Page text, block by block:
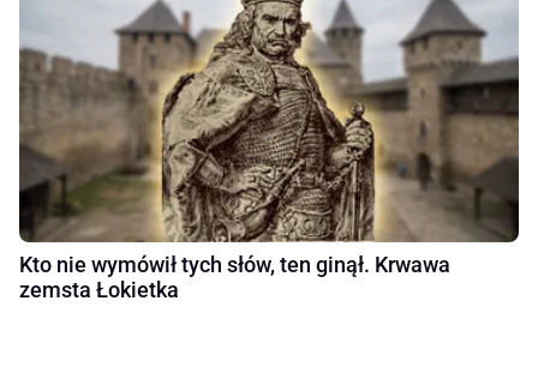
Kto nie wymówił tych słów, ten ginął. Krwawa
zemsta Łokietka